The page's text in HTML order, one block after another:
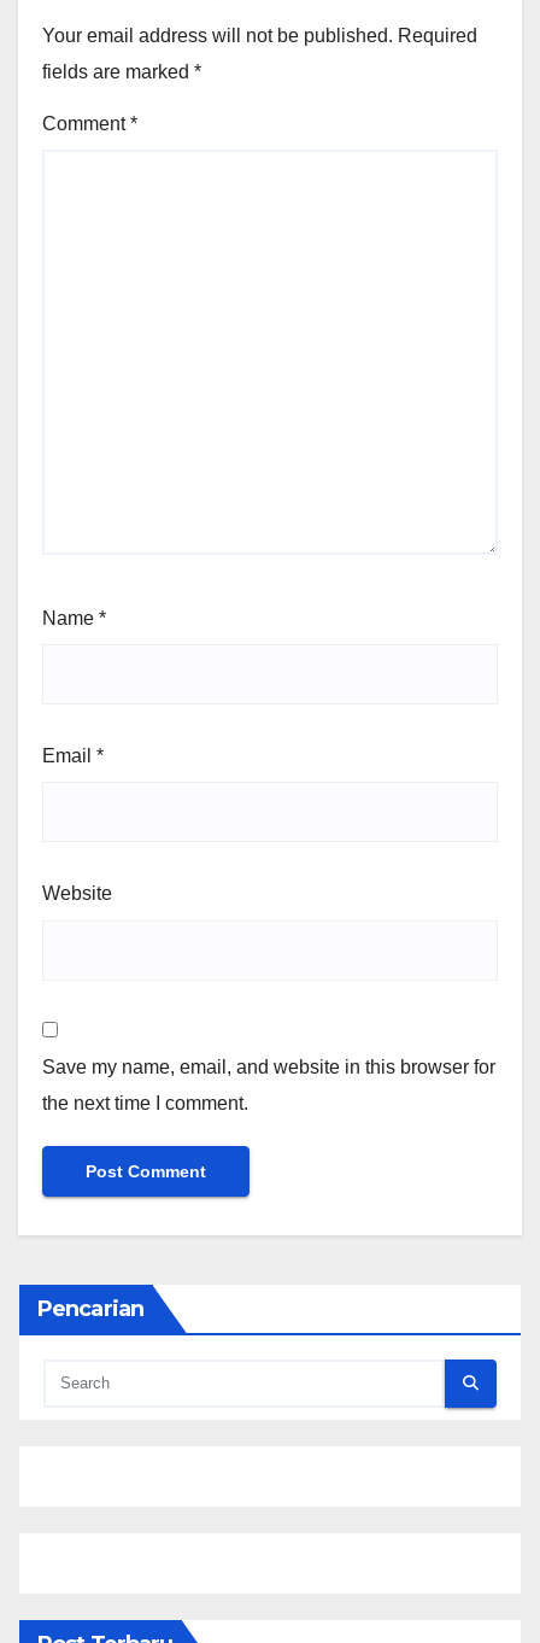
Your email address will not be published. Required
fields are marked *
Comment*
Name *
Email *
Website
Save my name, email, and website in this browser for
the next time I comment.
Pencarian